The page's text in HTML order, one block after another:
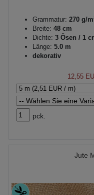
Grammatur: 270 g/
Breite: 48 cm
Dichte: 3 Ösen / 1
Länge: 5.0 m
dekorativ
12,55
pck.
Jute